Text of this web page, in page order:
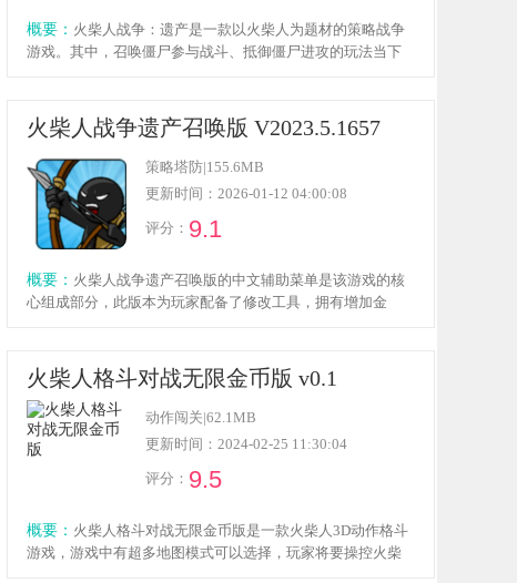
概要： 火柴人战争：遗产是一款以火柴人为题材的策略战争
游戏。其中，召唤僵尸参与战斗、抵御僵尸进攻的玩法当下
人士兵投入战斗，抵御侵略者。还在等什么？赶快加入游
戏，尽情体验吧！
火柴人战争遗产召唤版 V2023.5.1657
策略塔防|155.6MB
更新时间：2026-01-12 04:00:08
评分： 9.1
概要： 火柴人战争遗产召唤版的中文辅助菜单是该游戏的核
心组成部分，此版本为玩家配备了修改工具，拥有增加金
斗，持续培养和训练火柴人部队以增强军队战力，同时对玩
家的策略规划能力也有着较高要求。
火柴人格斗对战无限金币版 v0.1
动作闯关|62.1MB
更新时间：2024-02-25 11:30:04
评分： 9.5
概要： 火柴人格斗对战无限金币版是一款火柴人3D动作格斗
游戏，游戏中有超多地图模式可以选择，玩家将要操控火柴